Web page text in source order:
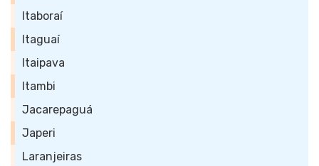
Itaboraí
Itaguaí
Itaipava
Itambi
Jacarepaguá
Japeri
Laranjeiras